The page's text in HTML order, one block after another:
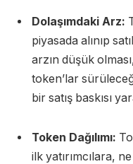
Dolaşımdaki Arz:
piyasada alınıp
arzın düşük
token’lar
bir satış baskısı
Token Dağılımı:
ilk yatırımcılara,